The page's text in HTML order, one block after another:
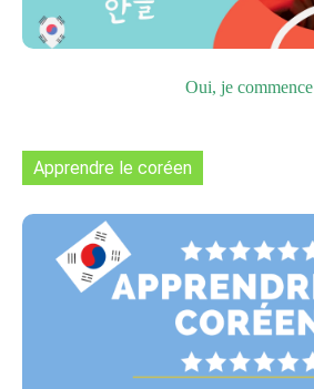
Oui, je commence
Apprendre le coréen